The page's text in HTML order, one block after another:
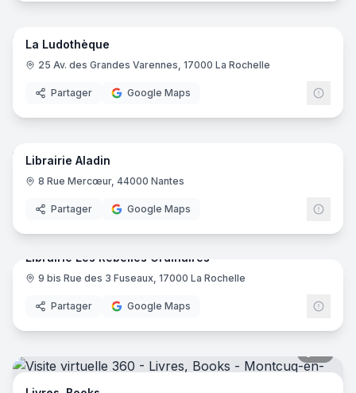
15
La Ludothèque
25 Av. des Grandes Varennes, 17000 La Rochelle
Partager Google Maps
12
Librairie Aladin
8 Rue Mercœur, 44000 Nantes
Partager Google Maps
12
Librairie Les Rebelles Ordinaires
9 bis Rue des 3 Fuseaux, 17000 La Rochelle
Partager Google Maps